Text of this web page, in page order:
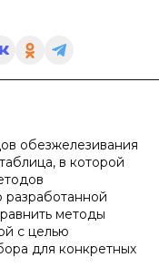
обезжелезивания
в которой
методы
с целью
для конкретных